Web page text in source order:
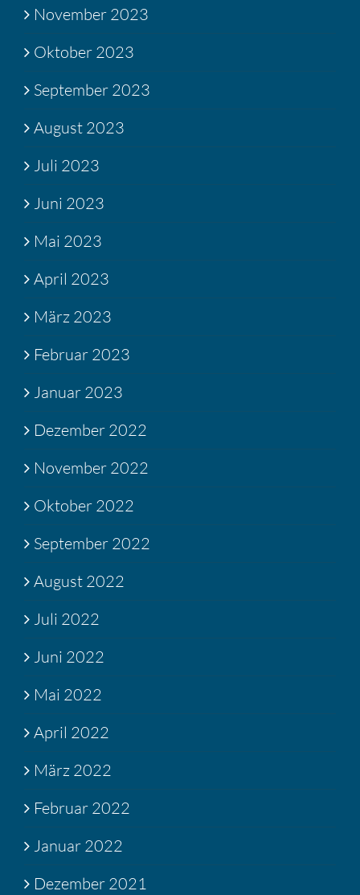
November 2023
Oktober 2023
September 2023
August 2023
Juli 2023
Juni 2023
Mai 2023
April 2023
März 2023
Februar 2023
Januar 2023
Dezember 2022
November 2022
Oktober 2022
September 2022
August 2022
Juli 2022
Juni 2022
Mai 2022
April 2022
März 2022
Februar 2022
Januar 2022
Dezember 2021